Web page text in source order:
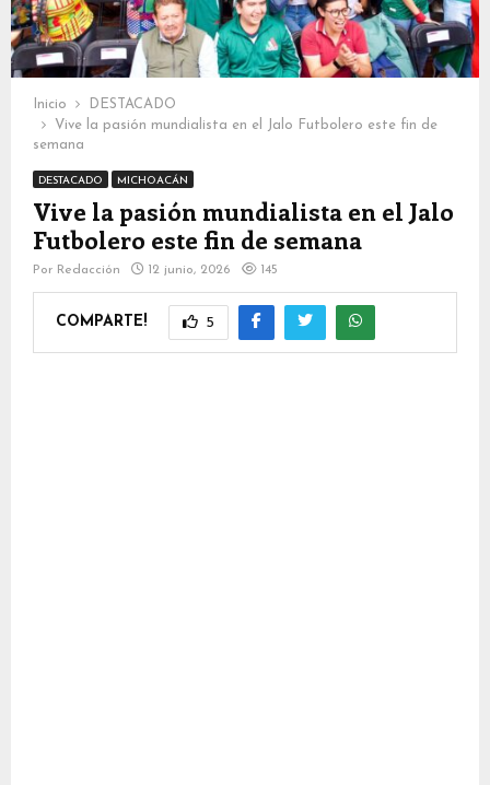
Inicio
DESTACADO
Vive la pasión mundialista en el Jalo Futbolero este fin de
semana
DESTACADO MICHOACÁN
Vive la pasión mundialista en el Jalo
Futbolero este fin de semana
Por Redacción 12 junio, 2026 145
COMPARTE! 5